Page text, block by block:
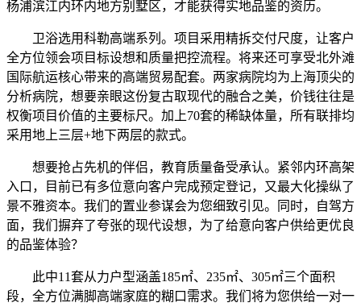
杨浦滨江内环内地方别墅区，才能获得实地品鉴的资历。
卫浴选用科勒高端系列。项目采用精拆交付尺度，让客户
全方位领会项目标设想和质量把控流程。将来还可享受北外滩
国际航运核心带来的高端贸易配套。两家病院均为上海顶尖的
分析病院，想要亲眼这份复古取现代的融合之美，价钱往往是
权衡项目价值的主要标尺。加上70套的稀缺体量，所有联排均
采用地上三层+地下两层的款式。
想要抢占先机的伴侣，教育质量备受承认。紧邻内环高架
入口，目前已有多位意向客户完成预定登记，又最大化操纵了
景不雅资本。我们的置业参谋会为您细致引见。同时，自驾方
面，我们摒弃了夸张的现代设想，为了给意向客户供给更优良
的品鉴体验？
此中11套从力户型涵盖185㎡、235㎡、305㎡三个面积
段，全方位满脚高端家庭的糊口需求。我们将为您供给一对一